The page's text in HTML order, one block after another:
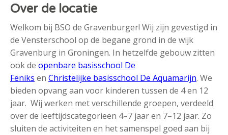
Over de locatie
Welkom bij BSO de Gravenburger! Wij zijn gevestigd in
de Vensterschool op de begane grond in de wijk
Gravenburg in Groningen. In hetzelfde gebouw zitten
ook de openbare basisschool De
Feniks en Christelijke basisschool De Aquamarijn. We
bieden opvang aan voor kinderen tussen de 4 en 12
jaar. Wij werken met verschillende groepen, verdeeld
over de leeftijdscategorieën 4–7 jaar en 7–12 jaar. Zo
sluiten de activiteiten en het samenspel goed aan bij